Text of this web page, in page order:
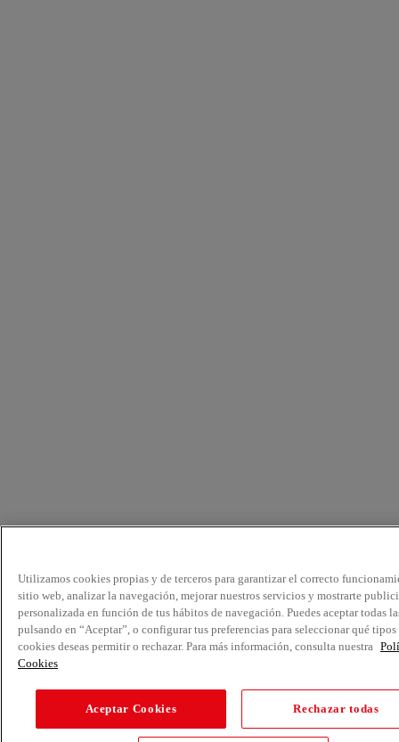
Utilizamos cookies propias y de terceros para garantizar el correcto
sitio web, analizar la navegación, mejorar nuestros servicios y mostrarte
personalizada en función de tus hábitos de navegación. Puedes aceptar todas
pulsando en “Aceptar”, o configurar tus preferencias para seleccionar qué tipos
cookies deseas permitir o rechazar. Para más información, consulta nuestra
Cookies
Aceptar Cookies Rechazar todas